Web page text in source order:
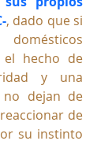
, dado que si
hecho de
y una
no dejan de
de
su instinto